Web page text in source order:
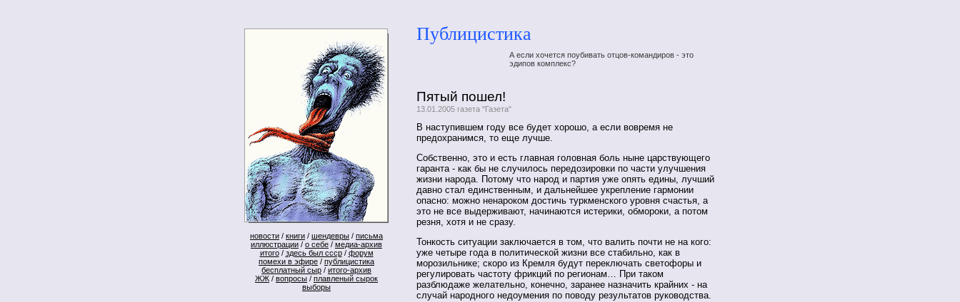
новости / книги / шендевры / письма
иллюстрации / о себе / медиа-архив
итого/ здесь был ссср/ форум
помехи в эфире / публицистика
бесплатный сыр / итого-архив
ЖЖ / вопросы / плавленый сырок
выборы
Публицистика
А если хочется поубивать отцов-командиров - это
эдипов комплекс?
Пятый пошел!
13.01.2005 газета "Газета"
В наступившем году все будет хорошо, а если вовремя не
предохранимся, то еще лучше.
Собственно, это и есть главная головная боль ныне царствующего
гаранта - как бы не случилось передозировки по части улучшения
жизни народа. Потому что народ и партия уже опять едины, лучший
давно стал единственным, и дальнейшее укрепление гармонии
опасно: можно ненароком достичь туркменского уровня счастья, а
это не все выдерживают, начинаются истерики, обмороки, а потом
резня, хотя и не сразу.
Тонкость ситуации заключается в том, что валить почти не на кого:
уже четыре года в политической жизни все стабильно, как в
морозильнике; скоро из Кремля будут переключать светофоры и
регулировать частоту фрикций по регионам… При таком
разблюдаже желательно, конечно, заранее назначить крайних - на
случай народного недоумения по поводу результатов руководства.